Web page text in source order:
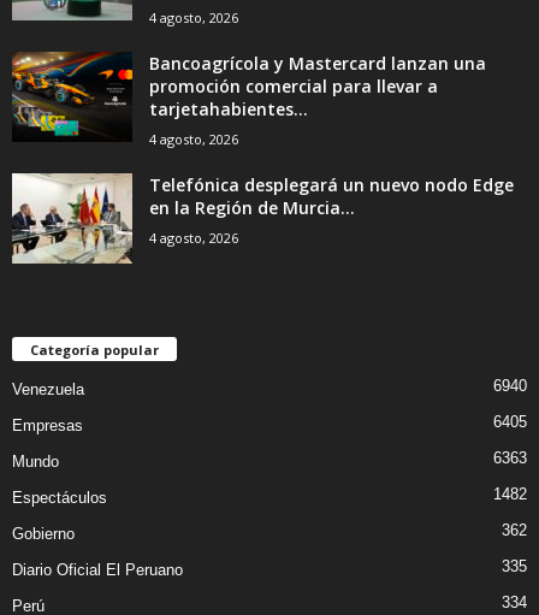
4 agosto, 2026
Bancoagrícola y Mastercard lanzan una
promoción comercial para llevar a
tarjetahabientes...
4 agosto, 2026
Telefónica desplegará un nuevo nodo Edge
en la Región de Murcia...
4 agosto, 2026
Categoría popular
Venezuela 6940
Empresas 6405
Mundo 6363
Espectáculos 1482
Gobierno 362
Diario Oficial El Peruano 335
Perú 334